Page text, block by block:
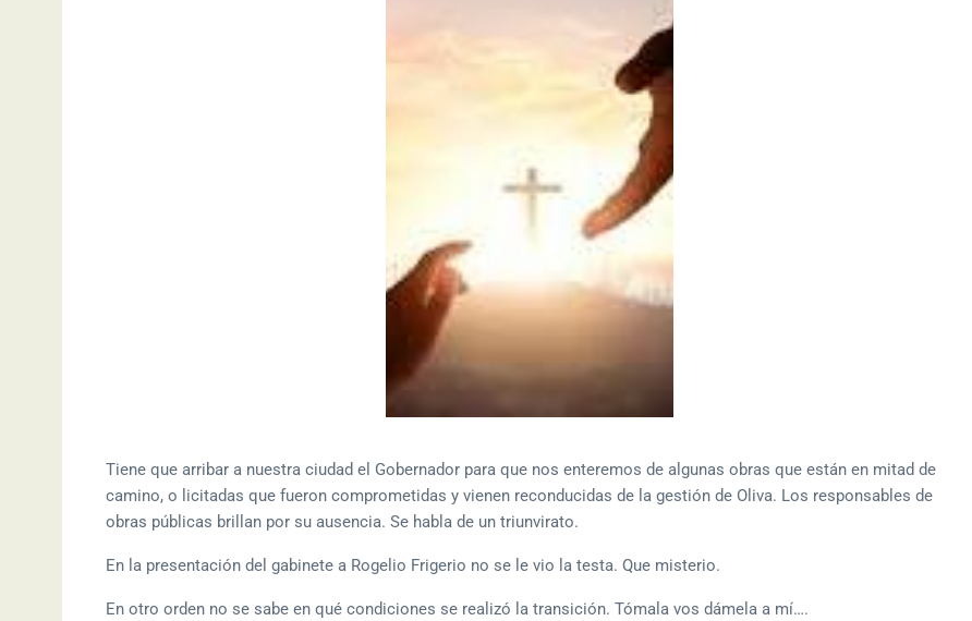
Tiene que arribar a nuestra ciudad el Gobernador para que nos enteremos de algunas obras que están en mitad de
camino, o licitadas que fueron comprometidas y vienen reconducidas de la gestión de Oliva. Los responsables de
obras públicas brillan por su ausencia. Se habla de un triunvirato.
En la presentación del gabinete a Rogelio Frigerio no se le vio la testa. Que misterio.
En otro orden no se sabe en qué condiciones se realizó la transición. Tómala vos dámela a mí….